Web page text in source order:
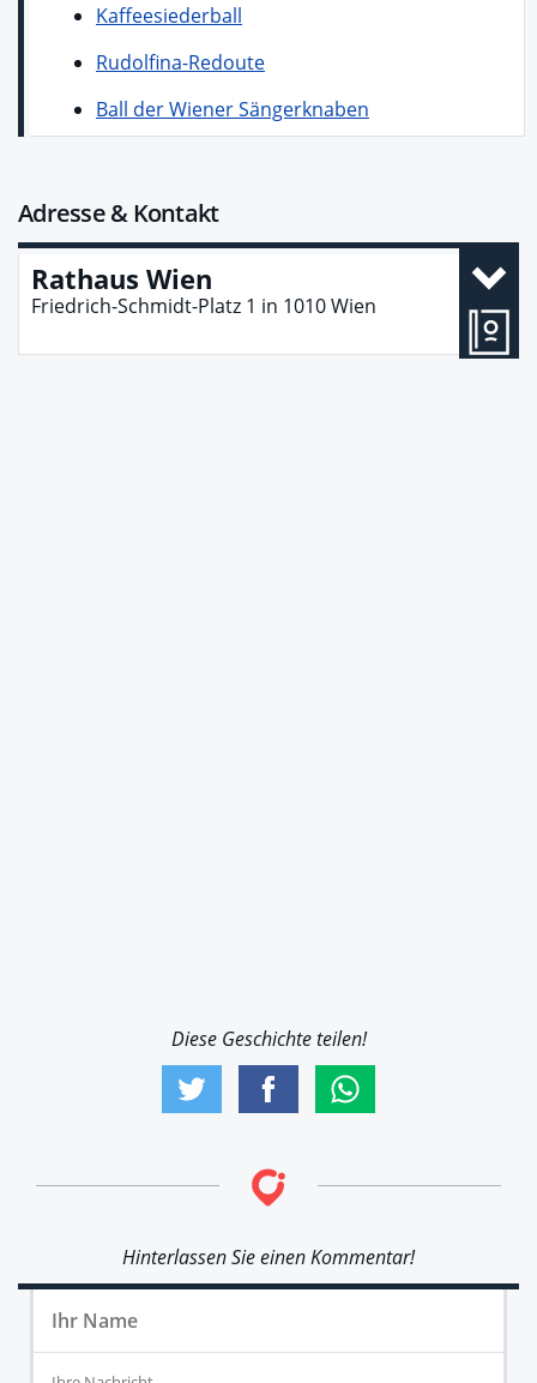
Kaffeesiederball
Rudolfina-Redoute
Ball der Wiener Sängerknaben
Adresse & Kontakt
Rathaus Wien
Friedrich-Schmidt-Platz 1 in 1010Wien
Diese Geschichte teilen!
Hinterlassen Sie einen Kommentar!